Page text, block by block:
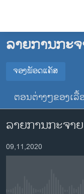
ເຂົ້າ
ຂ້າມ
ໄປ
ຊອກ
ຄົ້ນ
ໂຮມເພຈ
ລາວ
ອາເມຣິກາ
ການເລືອກຕັ້ງ ປະທານ
ຂ່າວ​ຈີນ
ໂລກ
ລາຍການກະ
ຈອງພັອດແຄັສ
ຈອ
ຕອນຕ່າງໆຂອງເລື້
ລາຍການກະຈາ
09,11,2020